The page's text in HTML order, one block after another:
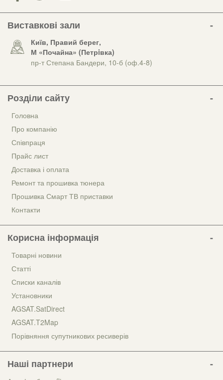
Виставкові зали
Київ, Правий берег,
М «Почайна» (Петрiвка)
пр-т Степана Бандери, 10-б (оф.4-8)
Розділи сайту
Головна
Про компанію
Співпраця
Прайс лист
Доставка і оплата
Ремонт та прошивка тюнера
Прошивка Смарт ТВ приставки
Контакти
Корисна інформація
Товарні новини
Статті
Списки каналів
Установники
AGSAT.SatDirect
AGSAT.T2Map
Порівняння супутникових ресиверів
Наші партнери